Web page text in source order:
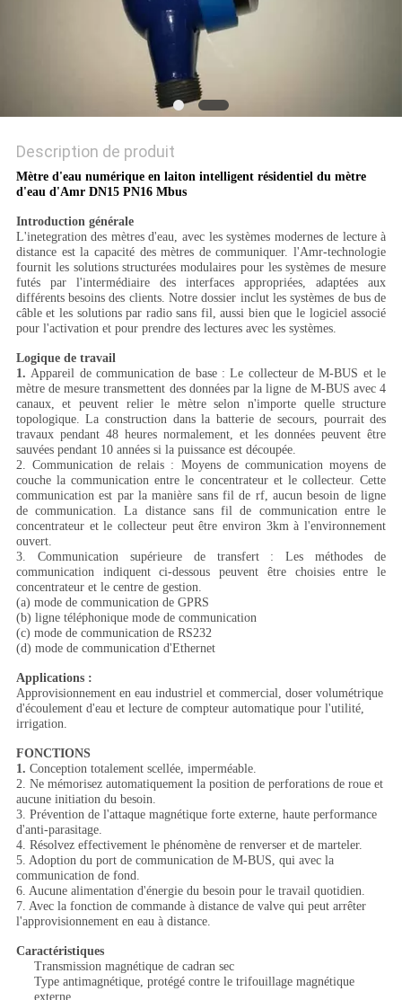
Description de produit
Mètre d'eau numérique en laiton intelligent résidentiel du mètre
d'eau d'Amr DN15 PN16 Mbus
Introduction générale
L'inetegration des mètres d'eau, avec les systèmes modernes de lecture à
distance est la capacité des mètres de communiquer. l'Amr-technologie
fournit les solutions structurées modulaires pour les systèmes de mesure
futés par l'intermédiaire des interfaces appropriées, adaptées aux
différents besoins des clients. Notre dossier inclut les systèmes de bus de
câble et les solutions par radio sans fil, aussi bien que le logiciel associé
pour l'activation et pour prendre des lectures avec les systèmes.
Logique de travail
1.Appareil de communication de base : Le collecteur de M-BUS et le
mètre de mesure transmettent des données par la ligne de M-BUS avec 4
canaux, et peuvent relier le mètre selon n'importe quelle structure
topologique. La construction dans la batterie de secours, pourrait des
travaux pendant 48 heures normalement, et les données peuvent être
sauvées pendant 10 années si la puissance est découpée.
2. Communication de relais : Moyens de communication moyens de
couche la communication entre le concentrateur et le collecteur. Cette
communication est par la manière sans fil de rf, aucun besoin de ligne
de communication. La distance sans fil de communication entre le
concentrateur et le collecteur peut être environ 3km à l'environnement
ouvert.
3. Communication supérieure de transfert : Les méthodes de
communication indiquent ci-dessous peuvent être choisies entre le
concentrateur et le centre de gestion.
(a) mode de communication de GPRS
(b) ligne téléphonique mode de communication
(c) mode de communication de RS232
(d) mode de communication d'Ethernet
Applications :
Approvisionnement en eau industriel et commercial, doser volumétrique
d'écoulement d'eau et lecture de compteur automatique pour l'utilité,
irrigation.
FONCTIONS
1. Conception totalement scellée, imperméable.
2. Ne mémorisez automatiquement la position de perforations de roue et
aucune initiation du besoin.
3. Prévention de l'attaque magnétique forte externe, haute performance
d'anti-parasitage.
4. Résolvez effectivement le phénomène de renverser et de marteler.
5. Adoption du port de communication de M-BUS, qui avec la
communication de fond.
6. Aucune alimentation d'énergie du besoin pour le travail quotidien.
7. Avec la fonction de commande à distance de valve qui peut arrêter
l'approvisionnement en eau à distance.
Caractéristiques
Transmission magnétique de cadran sec
Type antimagnétique, protégé contre le trifouillage magnétique
externe